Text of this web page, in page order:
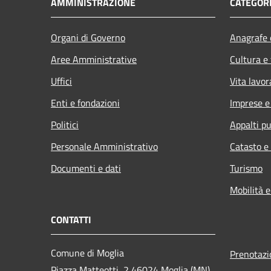
Organi di Governo
Aree Amministrative
Uffici
Enti e fondazioni
Politici
Personale Amministrativo
Documenti e dati
Cultura
Vita
Imprese
Appalti
Catasto
Turismo
Mobilità
CONTATTI
Comune di Moglia